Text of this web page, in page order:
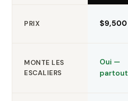
PRIX $9,500
MONTE LES
ESCALIERS
Oui —
partout